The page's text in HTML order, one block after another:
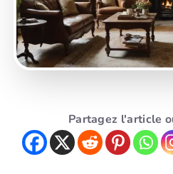
Partagez l'article